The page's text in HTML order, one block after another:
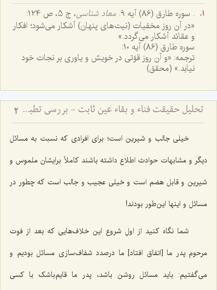
. سوره طارق (86) آیه 9. معاد شناسى، ج 5، ص 124:
«در آن روز مخفیات (نیت‌هاى پنهان) آشكار مى‌شود؛ افكار
و عقائد آشكار مى‌گردد.»
سوره طارق (86) آیه 10:
ترجمه: «و آن روز قوّتی در خویش و یاوری بر نجات خود
نیابد.» (محقق)
تحلیل حقیقت فناء و بقاء عین ثابت - بررسی تطبیقی دیدگاه‌های عرفانی و فلسفی در سیر و سلوک 2
خیلى جالب و شیرین است؛ براى افرادى که نسبت به مسائل
دیگر و مشابهات حوادث اطلاع داشته باشند کاملاً برایشان ملموس و
شیرین و قابل هضم است و خیلى عجیب و جالب است که چطور در
مسائل و اینها این‌طور بودند!
شما نگاه کنید از اولِ شروع این خلاف‌هایى که بعد از فوت
مرحوم پدر ما [اتفاق افتاد] ما درصدد شفاف‌سازی مسائل بودیم و
مى‌گفتیم: باید مسائل روشن باشد، پدر ما قایم‌باشک با کسى